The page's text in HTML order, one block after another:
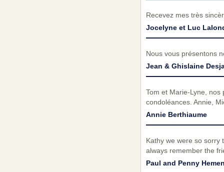
Recevez mes très
Jocelyne et Luc
Nous vous présentons
Jean & Ghislaine
Tom et Marie-Lyne,
condoléances. Annie,
Annie Berthiaume
Kathy we were so sorry
always remember the
Paul and Penny